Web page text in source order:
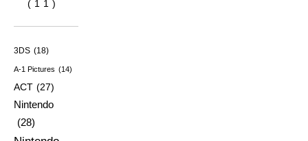
(11)
3DS (18)
A-1 Pictures (14)
ACT (27)
Nintendo
(28)